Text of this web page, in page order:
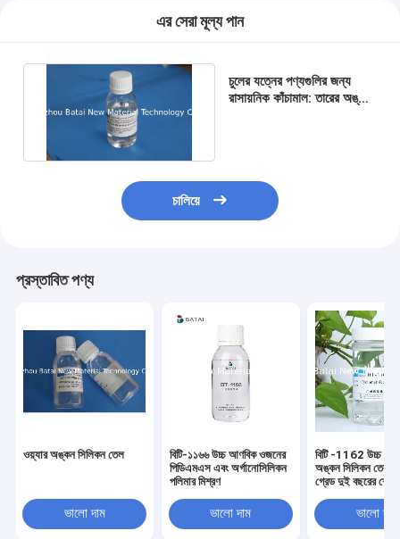
এর সেরা মূল্য পান
চুলের যত্নের পণ্যগুলির জন্য
রাসায়নিক কাঁচামাল: তারের অঙ্কন
চালিয়ে
প্রস্তাবিত পণ্য
ওয়্যার অঙ্কন সিলিকন তেল
ভালো দাম
বিটি-১১৬৬ উচ্চ আণবিক ওজনের
পিডিএমএস এবং অর্গানোসিলিকন
পলিমার মিশ্রণ
ভালো দাম
বিটি -1162 উচ্চ
অঙ্কন সিলিকন তেল
গ্রেড দুই বছরের
ভালো দাম